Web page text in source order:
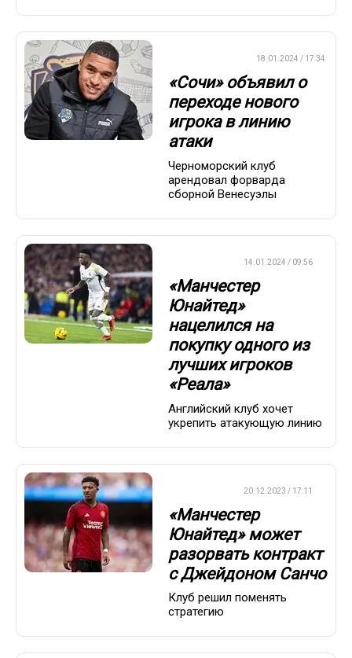
18.01.2024 / 17:34
«Сочи» объявил о
переходе нового
игрока в линию
атаки
Черноморский клуб
арендовал форварда
сборной Венесуэлы
14.01.2024 / 09:56
«Манчестер
Юнайтед»
нацелился на
покупку одного из
лучших игроков
«Реала»
Английский клуб хочет
укрепить атакующую линию
20.12.2023 / 17:11
«Манчестер
Юнайтед» может
разорвать контракт
с Джейдоном Санчо
Клуб решил поменять
стратегию